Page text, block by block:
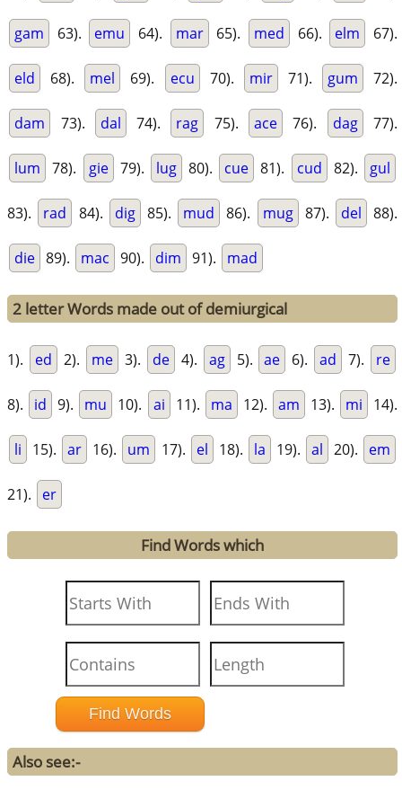
gam 63). emu 64). mar 65). med 66). elm 67).
eld 68). mel 69). ecu 70). mir 71). gum 72).
dam 73). dal 74). rag 75). ace 76). dag 77).
lum 78). gie 79). lug 80). cue 81). cud 82). gul
83). rad 84). dig 85). mud 86). mug 87). del 88).
die 89). mac 90). dim 91). mad
2 letter Words made out of demiurgical
1). ed 2). me 3). de 4). ag 5). ae 6). ad 7). re
8). id 9). mu 10). ai 11). ma 12). am 13). mi 14).
li 15). ar 16). um 17). el 18). la 19). al 20). em
21). er
Find Words which
Also see:-